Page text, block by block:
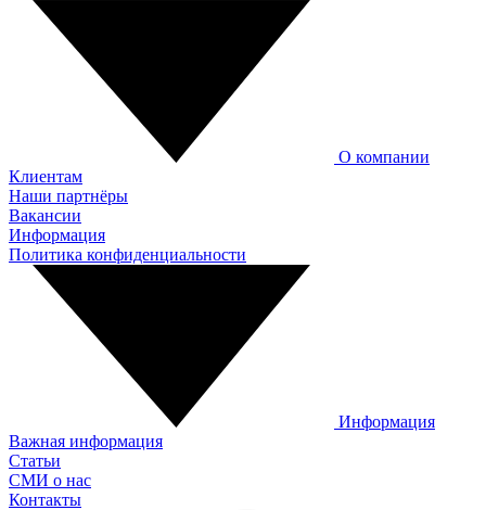
О компании
Клиентам
Наши партнёры
Вакансии
Информация
Политика конфиденциальности
Информация
Важная информация
Статьи
СМИ о нас
Контакты